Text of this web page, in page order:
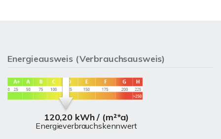
Energieausweis (Verbrauchsausweis)
120,20 kWh / (m²*a)
Energieverbrauchskennwert